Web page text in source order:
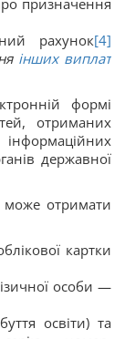
рахунок[4]
інших виплат
формі
отриманих
державної
може отримати
картки
особи —
освіти) та